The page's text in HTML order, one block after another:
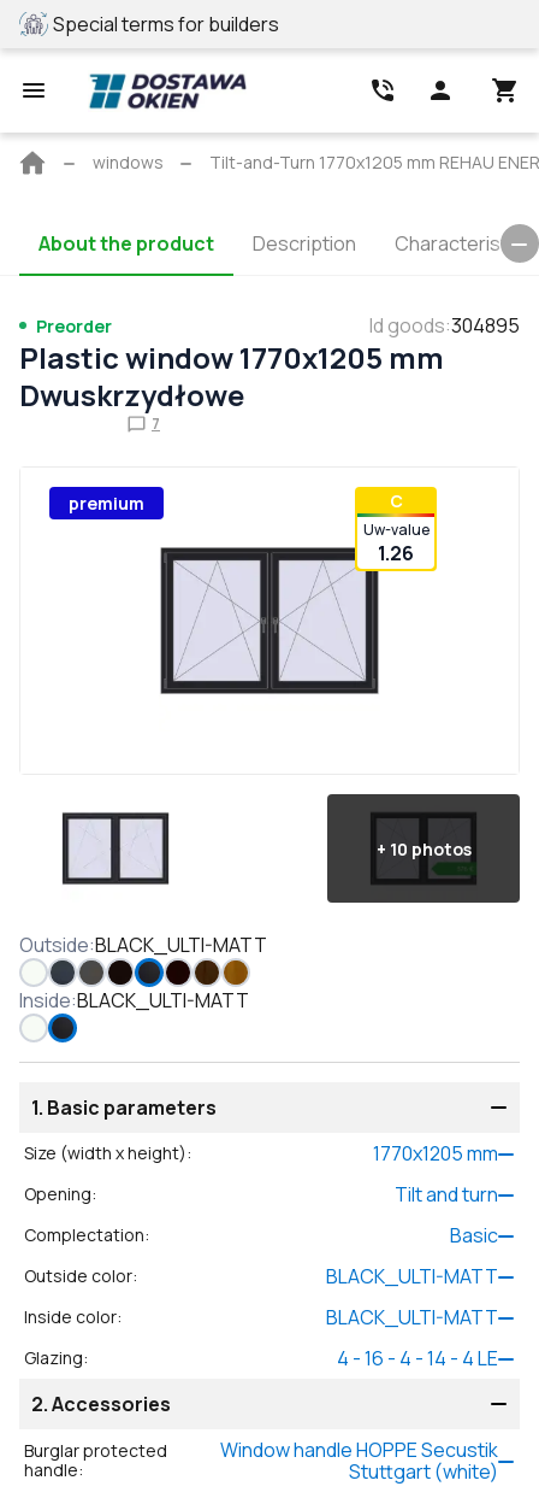
Special terms for builders
Main
windows Tilt-and-Turn 1770x1205 mm REHAU
About the product Description Characteristics
Preorder Id goods:304895
Plastic window 1770x1205 mm
Dwuskrzydłowe
7
premium С
Uw-value
1.26
+ 10 photos
Outside:BLACK_ULTI-MATT
Inside:BLACK_ULTI-MATT
1. Basic parameters
Size (width x height): 1770x1205mm
Opening: Tilt and turn
Complectation: Basic
Outside color: BLACK_ULTI-MATT
Inside color: BLACK_ULTI-MATT
Glazing:
4 - 16 - 4 - 14 - 4 LE
2.Accessories
Burglar protected
handle:
Window handle HOPPE Secustik
Stuttgart (white)